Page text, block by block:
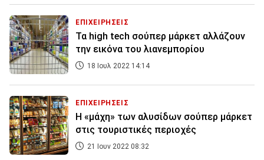
ΕΠΙΧΕΙΡΗΣΕΙΣ
Τα high tech σούπερ μάρκετ αλλάζουν
την εικόνα του λιανεμπορίου
18 Ιουλ 2022 14:14
ΕΠΙΧΕΙΡΗΣΕΙΣ
Η «μάχη» των αλυσίδων σούπερ μάρκετ
στις τουριστικές περιοχές
21 Ιουν 2022 08:32